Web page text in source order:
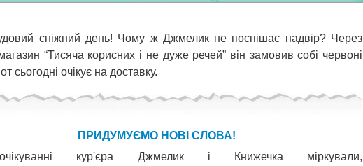
сніжний день! Чому ж Джмелик не поспішає надвір? Через
“Тисяча корисних і не дуже речей” він замовив собі червоні
сьогодні очікує на доставку.
ПРИДУМУЄМО НОВІ СЛОВА!
кур'єра Джмелик і Книжечка міркували,